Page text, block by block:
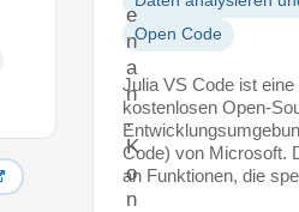
e
n
a
n
.
K
o
n
Open Code
Julia VS Code ist
kostenlosen Open-
Code) von Microsoft.
an Funktionen, die